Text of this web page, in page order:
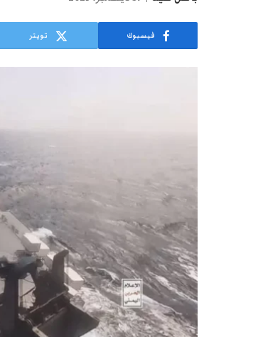
فيسبوك تويتر